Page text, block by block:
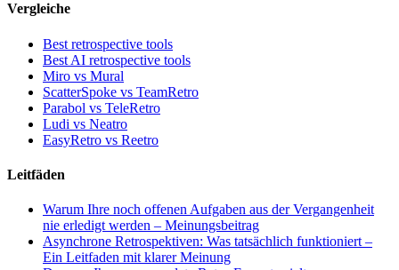
Vergleiche
Best retrospective tools
Best AI retrospective tools
Miro vs Mural
ScatterSpoke vs TeamRetro
Parabol vs TeleRetro
Ludi vs Neatro
EasyRetro vs Reetro
Leitfäden
Warum Ihre noch offenen Aufgaben aus der Vergangenheit
nie erledigt werden – Meinungsbeitrag
Asynchrone Retrospektiven: Was tatsächlich funktioniert –
Ein Leitfaden mit klarer Meinung